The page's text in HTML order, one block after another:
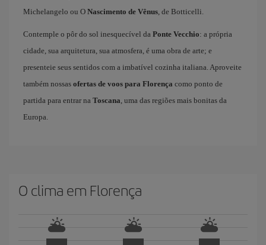
Michelangelo ou O Nascimento de Vênus, de Botticelli.
Contemple o pôr do sol inesquecível da Ponte Vecchio: a própria
cidade, sua arquitetura, sua atmosfera, é uma obra de arte; e
presenteie seus sentidos com a imbatível cozinha italiana. Aproveite
também nossas ofertas de voos para Florença como ponto de
partida para entrar na Toscana, uma das regiões mais bonitas da
Europa.
O clima em Florença